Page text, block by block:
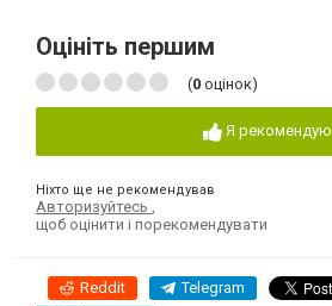
Оцініть першим
(0 оцінок)
Я рекомендую
Ніхто ще не рекомендував
Авторизуйтесь
щоб оцінити і порекомендувати
Reddit Telegram